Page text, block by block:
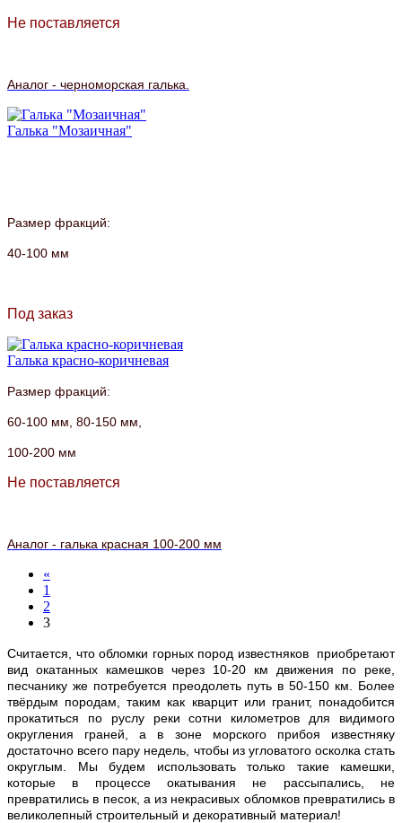
Не поставляется
Аналог - черноморская галька.
Галька "Мозаичная"
Размер фракций:
40-100 мм
Под заказ
Галька красно-коричневая
Размер фракций:
60-100 мм, 80-150 мм,
100-200 мм
Не поставляется
Аналог - галька красная 100-200 мм
«
1
2
3
Считается, что обломки горных пород известняков приобретают
вид окатанных камешков через 10-20 км движения по реке,
песчанику же потребуется преодолеть путь в 50-150 км. Более
твёрдым породам, таким как кварцит или гранит, понадобится
прокатиться по руслу реки сотни километров для видимого
округления граней, а в зоне морского прибоя известняку
достаточно всего пару недель, чтобы из угловатого осколка стать
округлым. Мы будем использовать только такие камешки,
которые в процессе окатывания не рассыпались, не
превратились в песок, а из некрасивых обломков превратились в
великолепный строительный и декоративный материал!